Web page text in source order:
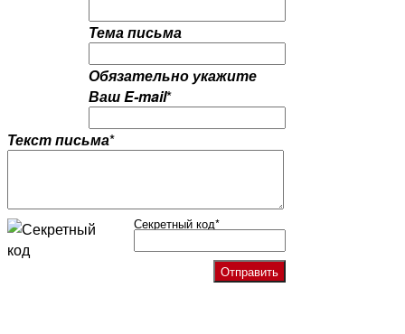
Тема письма
Обязательно укажите
Ваш E-mail*
Текст письма*
Секретный код*